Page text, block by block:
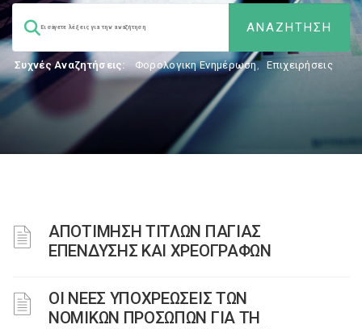
Συχνές Αναζητήσεις: Φορολογικη Ενημέρωση, Επιχειρήσεις
ΑΠΟΤΙΜΗΣΗ ΤΙΤΛΩΝ ΠΑΓΙΑΣ
ΕΠΕΝΔΥΣΗΣ ΚΑΙ ΧΡΕΟΓΡΑΦΩΝ
ΟΙ ΝΕΕΣ ΥΠΟΧΡΕΩΣΕΙΣ ΤΩΝ
ΝΟΜΙΚΩΝ ΠΡΟΣΩΠΩΝ ΓΙΑ ΤΗ